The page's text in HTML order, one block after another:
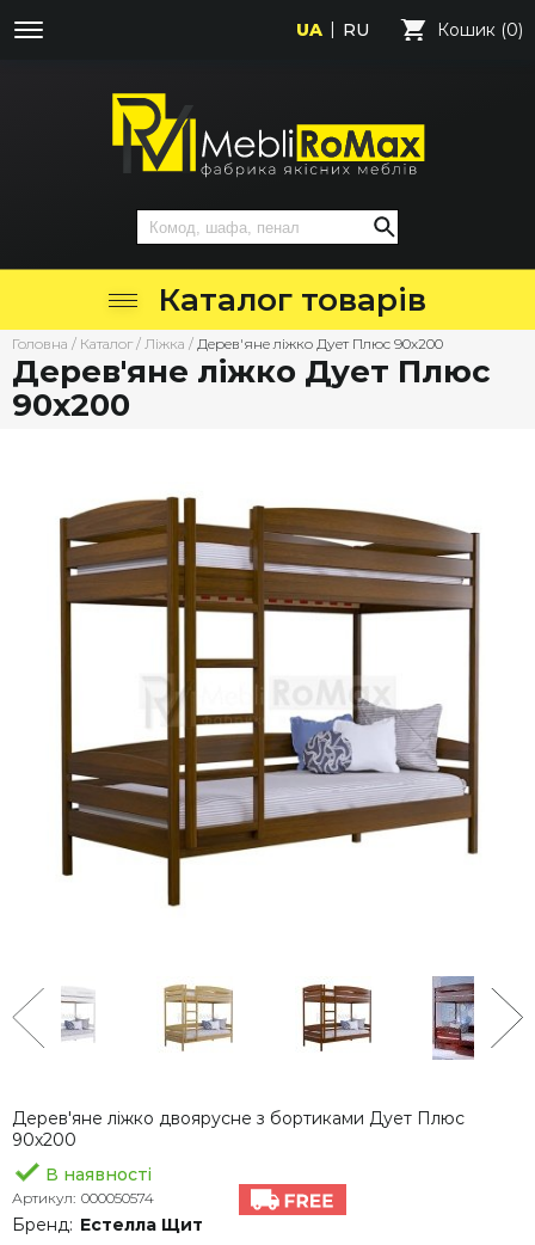
UA RU Кошик (0)
Каталог товарів
Головна / Каталог / Ліжка / Дерев'яне ліжко Дует Плюс 90х200
Дерев'яне ліжко Дует Плюс
90х200
Дерев'яне ліжко двоярусне з бортиками Дует Плюс
90х200
В наявності
Артикул: 000050574
Бренд: Естелла Щит